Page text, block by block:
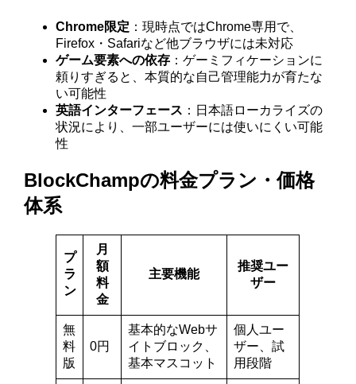
Chrome限定 ：現時点ではChrome専用で、
Firefox・Safariなど他ブラウザには未対応
ゲーム要素への依存 ：ゲーミフィケーションに
頼りすぎると、本質的な自己管理能力が育たな
い可能性
英語インターフェース ：日本語ローカライズの
状況により、一部ユーザーには使いにくい可能
性
BlockChampの料金プラン・価格
体系
プ
ラ
ン
月
額
料
金
主要機能
推奨ユー
ザー
無
料
版
0円
基本的なWebサ
イトブロック、
基本マスコット
個人ユー
ザー、試
用段階